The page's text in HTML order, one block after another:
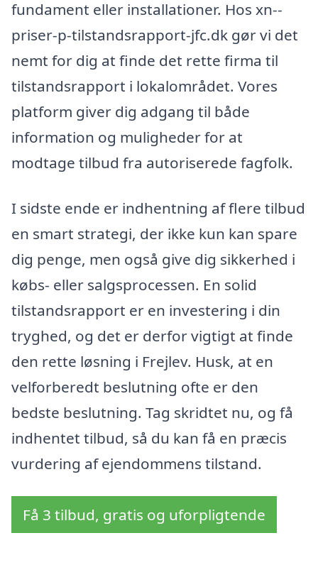
fundament eller installationer. Hos xn--
priser-p-tilstandsrapport-jfc.dk gør vi det
nemt for dig at finde det rette firma til
tilstandsrapport i lokalområdet. Vores
platform giver dig adgang til både
information og muligheder for at
modtage tilbud fra autoriserede fagfolk.
I sidste ende er indhentning af flere tilbud
en smart strategi, der ikke kun kan spare
dig penge, men også give dig sikkerhed i
købs- eller salgsprocessen. En solid
tilstandsrapport er en investering i din
tryghed, og det er derfor vigtigt at finde
den rette løsning i Frejlev. Husk, at en
velforberedt beslutning ofte er den
bedste beslutning. Tag skridtet nu, og få
indhentet tilbud, så du kan få en præcis
vurdering af ejendommens tilstand.
Få 3 tilbud, gratis og uforpligtende